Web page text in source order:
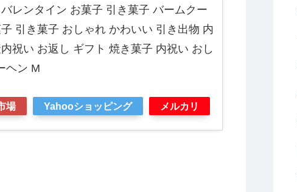
レンタイン お菓子 引き菓子 バームクー
引き菓子 おしゃれ かわいい 引き出物 内
祝い お返し ギフト 焼き菓子 内祝い おし
ヘン M
場 Yahooショッピング メルカリ